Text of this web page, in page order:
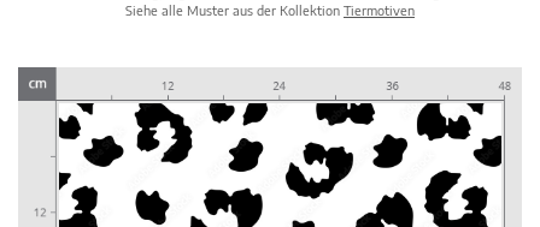
Siehe alle Muster aus der Kollektion Tiermotiven